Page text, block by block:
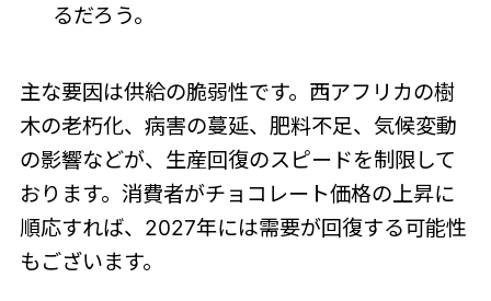
るだろう。
主な要因は供給の脆弱性です。西アフリカの樹
木の老朽化、病害の蔓延、肥料不足、気候変動
の影響などが、生産回復のスピードを制限して
おります。消費者がチョコレート価格の上昇に
順応すれば、2027年には需要が回復する可能性
もございます。